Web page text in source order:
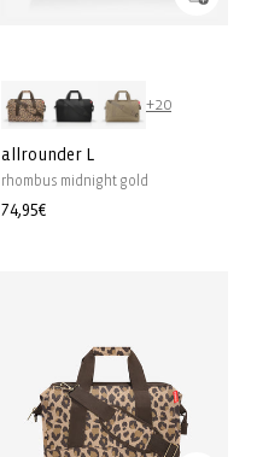
+20
allrounder L
rhombus midnight gold
Prix
74,95€